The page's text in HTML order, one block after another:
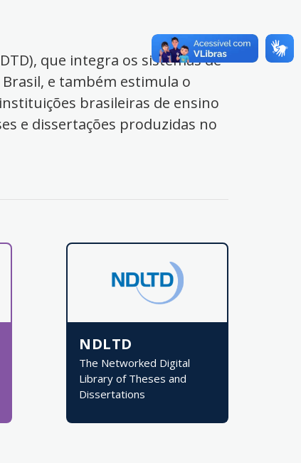
que integra os sistemas de
e também estimula o
brasileiras de ensino
e dissertações produzidas no
NDLTD
The Networked Digital
Library of Theses and
Dissertations